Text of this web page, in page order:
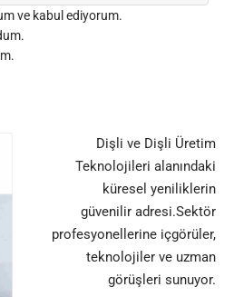
ve kabul ediyorum.
Dişli ve Dişli Üretim
Teknolojileri alanındaki
küresel yeniliklerin
güvenilir adresi.Sektör
profesyonellerine içgörüler,
teknolojiler ve uzman
görüşleri sunuyor.